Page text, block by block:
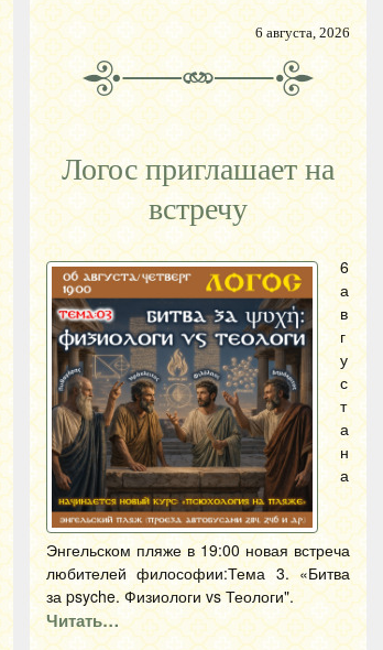
6 августа, 2026
Логос приглашает на
встречу
6
а
в
г
у
с
т
а
н
а
Энгельском пляже в 19:00 новая встреча
любителей философии:Тема 3. «Битва
за psyche. Физиологи vs Теологи".
Читать…